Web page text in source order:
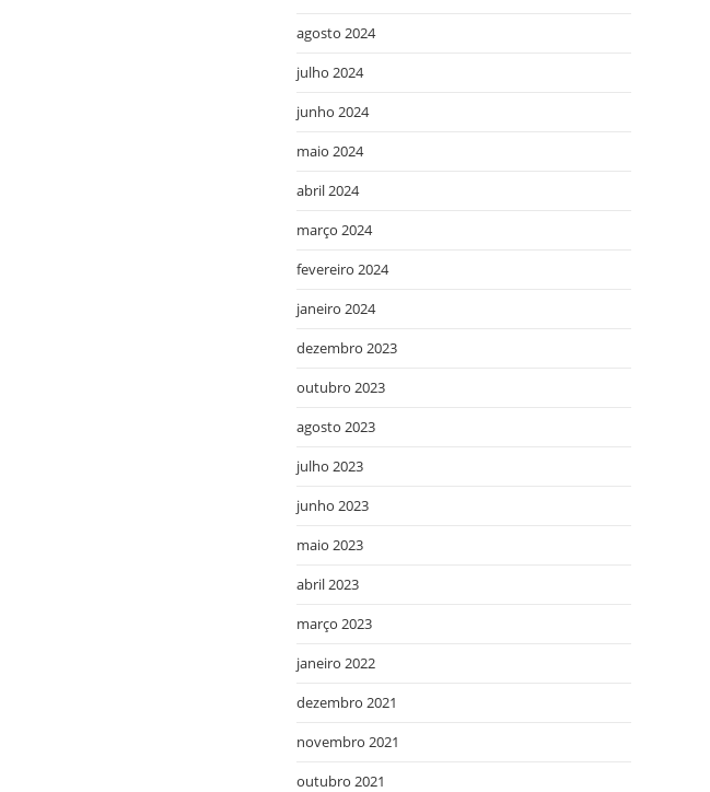
agosto 2024
julho 2024
junho 2024
maio 2024
abril 2024
março 2024
fevereiro 2024
janeiro 2024
dezembro 2023
outubro 2023
agosto 2023
julho 2023
junho 2023
maio 2023
abril 2023
março 2023
janeiro 2022
dezembro 2021
novembro 2021
outubro 2021